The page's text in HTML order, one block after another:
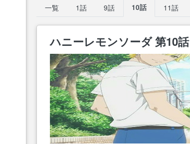
一覧 1話 9話 10話 11話
ハニーレモンソーダ 第10話